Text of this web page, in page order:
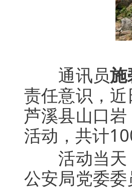
通讯员施
责任意识，
芦溪县山口
活动，共计
活动当天
公安局党委